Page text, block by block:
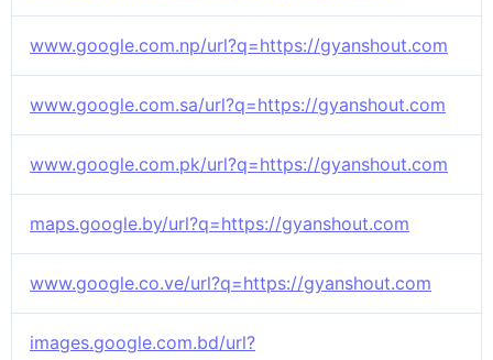
www.google.com.np/url?q=https://gyanshout.com
www.google.com.sa/url?q=https://gyanshout.com
www.google.com.pk/url?q=https://gyanshout.com
maps.google.by/url?q=https://gyanshout.com
www.google.co.ve/url?q=https://gyanshout.com
images.google.com.bd/url?